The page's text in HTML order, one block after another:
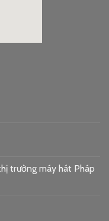
trường máy hát Pháp